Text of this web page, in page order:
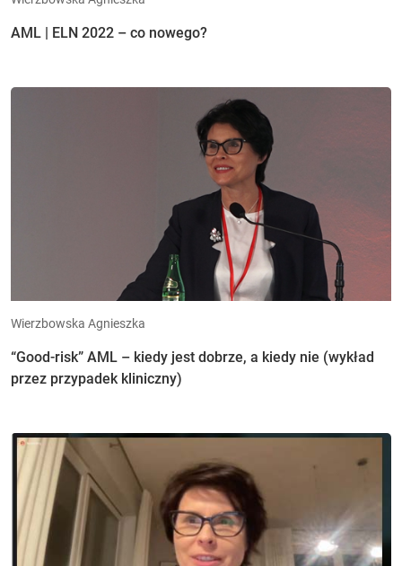
AML | ELN 2022 – co nowego?
Wierzbowska Agnieszka
“Good-risk” AML – kiedy jest dobrze, a kiedy nie (wykład
przez przypadek kliniczny)